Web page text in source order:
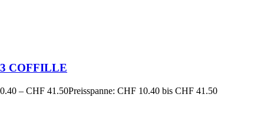
COFFILLE
– CHF 41.50Preisspanne: CHF 10.40 bis CHF 41.50